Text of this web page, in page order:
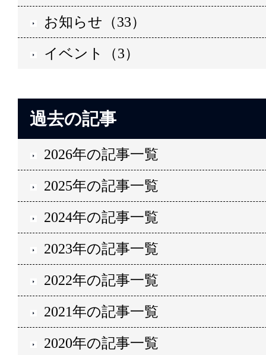
お知らせ（33）
イベント（3）
過去の記事
2026年の記事一覧
2025年の記事一覧
2024年の記事一覧
2023年の記事一覧
2022年の記事一覧
2021年の記事一覧
2020年の記事一覧